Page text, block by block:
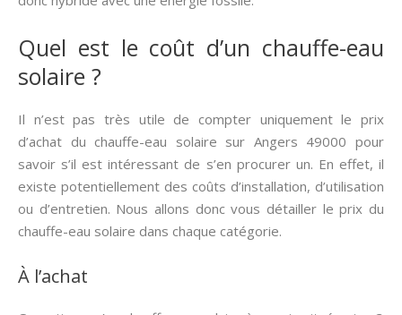
Quel est le coût d’un chauffe-eau
solaire ?
Il n’est pas très utile de compter uniquement le prix
d’achat du chauffe-eau solaire sur Angers 49000 pour
savoir s’il est intéressant de s’en procurer un. En effet, il
existe potentiellement des coûts d’installation, d’utilisation
ou d’entretien. Nous allons donc vous détailler le prix du
chauffe-eau solaire dans chaque catégorie.
À l’achat